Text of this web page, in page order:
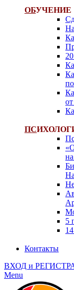
ОБУЧЕНИЕ
ПС
5
Контакты
ВХОД и
Menu